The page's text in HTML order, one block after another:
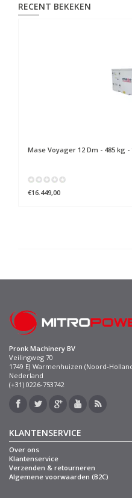
RECENT BEKEKEN
Mase Voyager 12 Dm - 485 kg
€16.449,00
Pronk Machinery BV
Veilingweg 70
1749 EJ Warmenhuizen (Noord-
Nederland
(+31) 0226-753742
KLANTENSERVICE
Over ons
Klantenservice
Verzenden & retourneren
Algemene voorwaarden (B2C)